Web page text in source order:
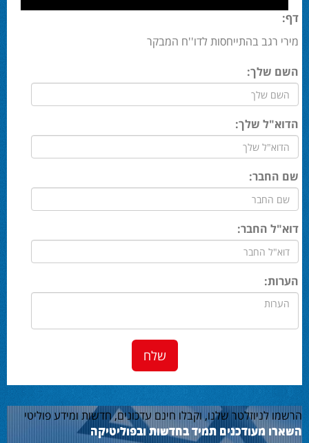
דף:
מירי רגב בהתייחסות לדו''ח המבקר
השם שלך:
הדוא"ל שלך:
שם החבר:
דוא"ל החבר:
הערות:
הרשמו לניוזלטר שלנו, וקבלו חינם עדכונים, חדשות ומידע פוליטי
השארו מעודכנים תמיד בחדשות ובפוליטיקה